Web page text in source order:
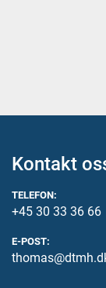
Kontakt
TELEFON:
+45 30 33 36 66
E-POST: